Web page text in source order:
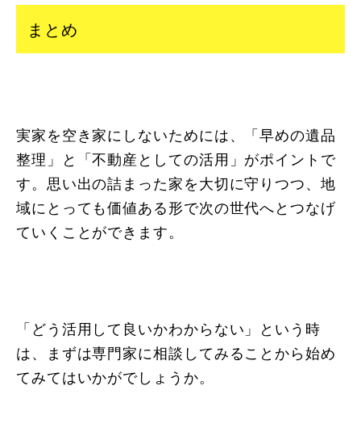
まとめ
実家を空き家にしないためには、「早めの遺品
整理」と「不動産としての活用」がポイントで
す。思い出の詰まった家を大切に守りつつ、地
域にとっても価値ある形で次の世代へとつなげ
ていくことができます。
「どう活用して良いかわからない」という時
は、まずは専門家に相談してみることから始め
てみてはいかがでしょうか。